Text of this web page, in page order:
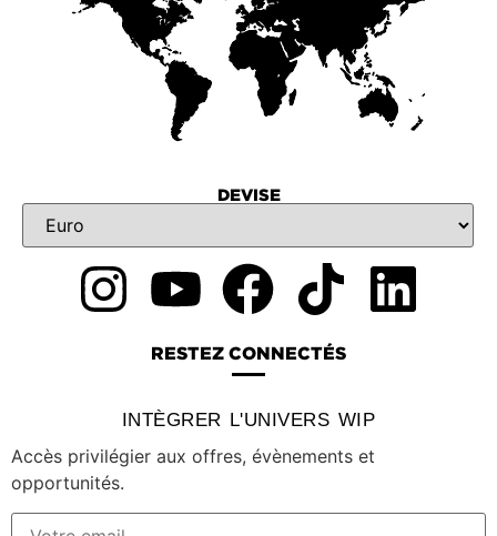
DEVISE
RESTEZ CONNECTÉS
INTÈGRER L'UNIVERS WIP
Accès privilégier aux offres, évènements et
opportunités.